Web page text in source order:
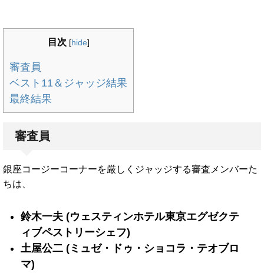
目次 [hide]
審査員
ベスト11＆ジャッジ結果
最終結果
審査員
銀座コージーコーナーを厳しくジャッジする審査メンバーた
ちは、
鈴木一夫 (ウェスティンホテル東京エグゼクテ
ィブペストリーシェフ)
土屋公二 (ミュゼ・ドゥ・ショコラ・テオブロ
マ)